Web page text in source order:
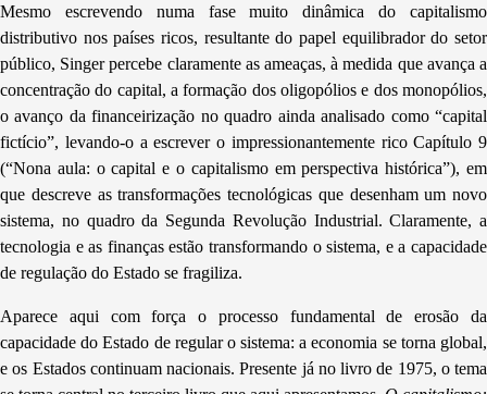
Mesmo escrevendo numa fase muito dinâmica do capitalismo
distributivo nos países ricos, resultante do papel equilibrador do setor
público, Singer percebe claramente as ameaças, à medida que avança a
concentração do capital, a formação dos oligopólios e dos monopólios,
o avanço da financeirização no quadro ainda analisado como “capital
fictício”, levando-o a escrever o impressionantemente rico Capítulo 9
(“Nona aula: o capital e o capitalismo em perspectiva histórica”), em
que descreve as transformações tecnológicas que desenham um novo
sistema, no quadro da Segunda Revolução Industrial. Claramente, a
tecnologia e as finanças estão transformando o sistema, e a capacidade
de regulação do Estado se fragiliza.
Aparece aqui com força o processo fundamental de erosão da
capacidade do Estado de regular o sistema: a economia se torna global,
e os Estados continuam nacionais. Presente já no livro de 1975, o tema